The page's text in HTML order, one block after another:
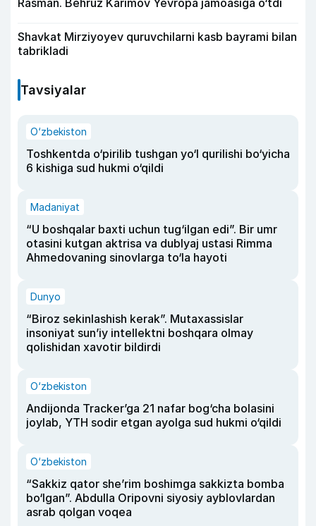
Shavkat Mirziyoyev quruvchilarni kasb bayrami bilan
tabrikladi
Tavsiyalar
O‘zbekiston
Toshkentda o‘pirilib tushgan yo‘l qurilishi bo‘yicha
6 kishiga sud hukmi o‘qildi
Madaniyat
“U boshqalar baxti uchun tug‘ilgan edi”. Bir umr
otasini kutgan aktrisa va dublyaj ustasi Rimma
Ahmedovaning sinovlarga to‘la hayoti
Dunyo
“Biroz sekinlashish kerak”. Mutaxassislar
insoniyat sun’iy intellektni boshqara olmay
qolishidan xavotir bildirdi
O‘zbekiston
Andijonda Tracker’ga 21 nafar bog‘cha bolasini
joylab, YTH sodir etgan ayolga sud hukmi o‘qildi
O‘zbekiston
“Sakkiz qator she’rim boshimga sakkizta bomba
bo‘lgan”. Abdulla Oripovni siyosiy ayblovlardan
asrab qolgan voqea